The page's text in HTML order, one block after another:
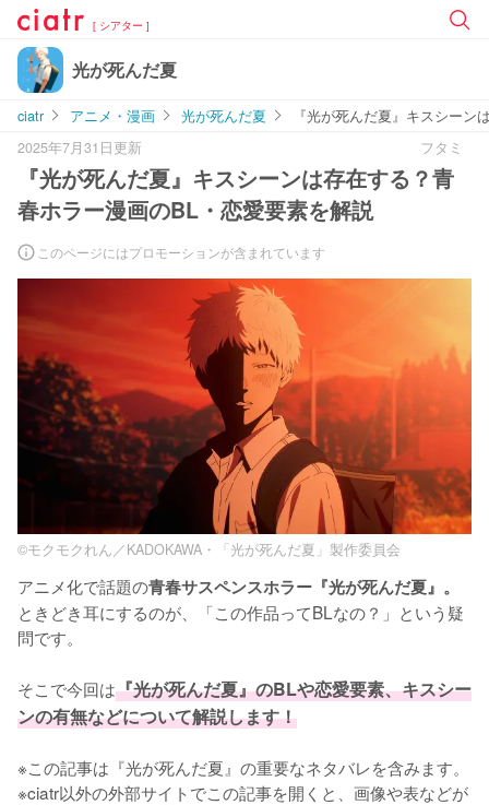
[ シアター ]
光が死んだ夏
ciatr アニメ・漫画 光が死んだ夏
『光が死んだ夏』キスシー
2025年7月31日更新
フタミ
『光が死んだ夏』キスシーンは存在する？青
春ホラー漫画のBL・恋愛要素を解説
このページにはプロモーションが含まれています
©モクモクれん／KADOKAWA・「光が死んだ夏」製作委員会
アニメ化で話題の青春サスペンスホラー『光が死んだ夏』。
ときどき耳にするのが、「この作品ってBLなの？」という疑
問です。
そこで今回は『光が死んだ夏』のBLや恋愛要素、キスシー
ンの有無などについて解説します！
※この記事は『光が死んだ夏』の重要なネタバレを含みます。
※ciatr以外の外部サイトでこの記事を開くと、画像や表などが